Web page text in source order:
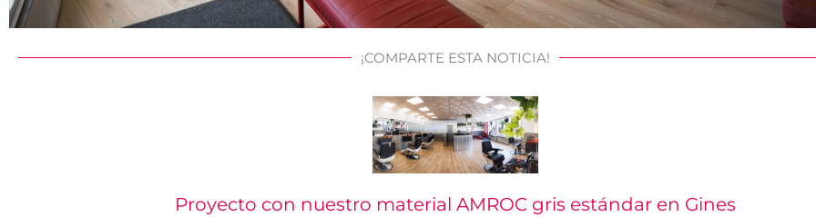
¡COMPARTE ESTA NOTICIA!
Proyecto con nuestro material AMROC gris estándar en Gines